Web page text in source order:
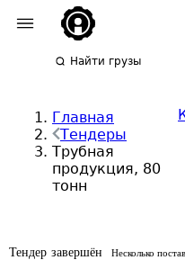
Найти грузы
Главная
Тендеры
Трубная
продукция, 80
тонн
Тендер завершён Несколько